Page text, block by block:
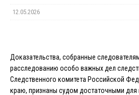
12.05.2026
Доказательства, собранные
расследованию особо важных дел
Следственного комитета Российской
краю, признаны судом достаточными для